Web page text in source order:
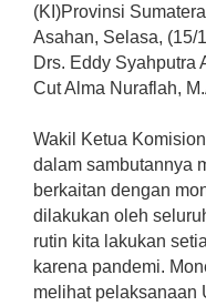
(KI)Provinsi
Asahan, Selasa, (15/
Drs. Eddy Syahputra
Cut Alma Nuraflah,
Wakil Ketua
dalam sambutannya
berkaitan dengan
dilakukan oleh
rutin kita lakukan
karena pandemi.
melihat pelaksanaan